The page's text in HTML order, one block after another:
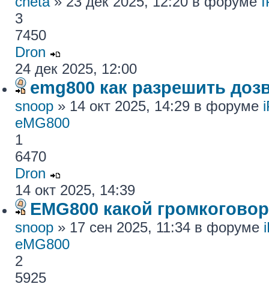
3
7450
Dron
24 дек 2025, 12:00
emg800 как разрешить
snoop » 14 окт 2025, 14:29 в форуме
eMG800
1
6470
Dron
14 окт 2025, 14:39
EMG800 какой
snoop » 17 сен 2025, 11:34 в форуме
eMG800
2
5925